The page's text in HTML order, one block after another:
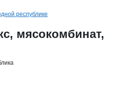
республике
о компании
мясокомбинат,